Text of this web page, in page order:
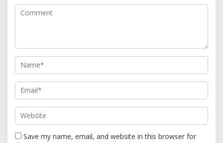
Save my name, email, and website in this browser for